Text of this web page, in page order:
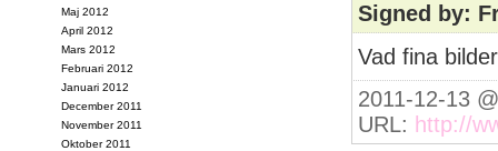
Signed by:
Vad fina
2011-12-13
URL: http://
Maj 2012
April 2012
Mars 2012
Februari 2012
Januari 2012
December 2011
November 2011
Oktober 2011